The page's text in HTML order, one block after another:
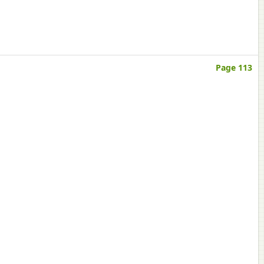
Page 113